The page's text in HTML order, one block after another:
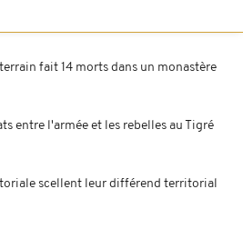
fait 14 morts dans un monastère
entre l'armée et les rebelles au Tigré
scellent leur différend territorial